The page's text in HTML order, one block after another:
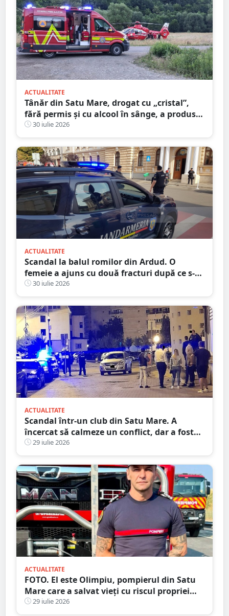
ACTUALITATE
Tânăr din Satu Mare, drogat cu „cristal”,
fără permis și cu alcool în sânge, a produs
un accident grav. Pasagerul a stat 13 zile în
spital
30 iulie 2026
ACTUALITATE
Scandal la balul romilor din Ardud. O
femeie a ajuns cu două fracturi după ce s-a
interpus într-o bătaie
30 iulie 2026
ACTUALITATE
Scandal într-un club din Satu Mare. A
încercat să calmeze un conflict, dar a fost
pus la pământ cu un singur pumn
29 iulie 2026
ACTUALITATE
FOTO. El este Olimpiu, pompierul din Satu
Mare care a salvat vieți cu riscul propriei
vieți29 iulie 2026